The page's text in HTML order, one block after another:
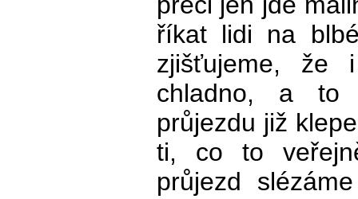
říkat lidi na
zjišťujeme, že
chladno, a to
průjezdu již
ti, co to
průjezd